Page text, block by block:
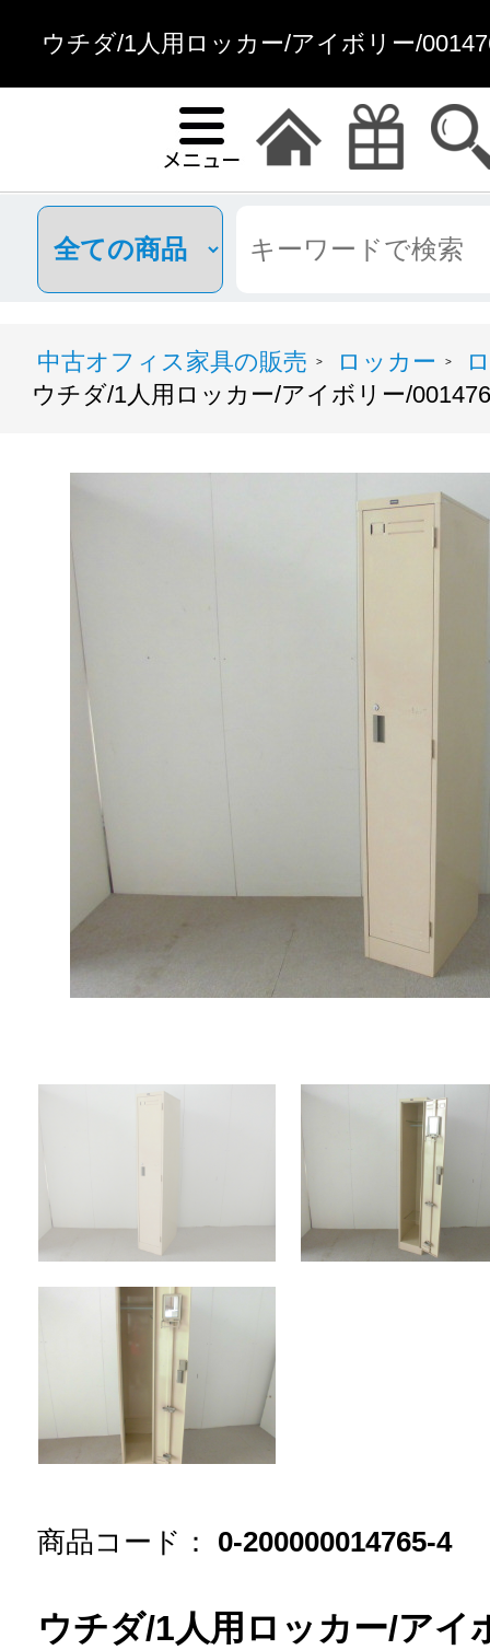
ウチダ/1人用ロッカー/アイボリー/
中古オフィス家具の販売 > ロッカー >
ウチダ/1人用ロッカー/アイボリー/
商品コード： 0-200000014765-4
ウチダ/1人用ロッカー/アイ